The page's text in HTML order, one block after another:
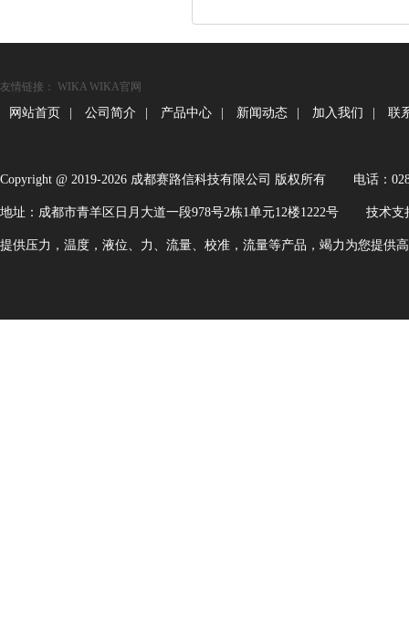
友情链接： WIKA WIKA官网
网站首页 公司简介 产品中心 新闻动态 加入我们 联
Copyright@2019-2026成都赛路信科技有限公司版权所有 电话：
地址：成都市青羊区日月大道一段978号2栋1单元12楼1222号 技术支
提供压力，温度，液位、力、流量、校准，流量等产品，竭力为您提供